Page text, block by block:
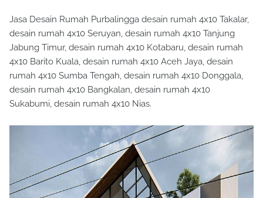
Jasa Desain Rumah Purbalingga desain rumah 4x10 Takalar,
desain rumah 4x10 Seruyan, desain rumah 4x10 Tanjung
Jabung Timur, desain rumah 4x10 Kotabaru, desain rumah
4x10 Barito Kuala, desain rumah 4x10 Aceh Jaya, desain
rumah 4x10 Sumba Tengah, desain rumah 4x10 Donggala,
desain rumah 4x10 Bangkalan, desain rumah 4x10
Sukabumi, desain rumah 4x10 Nias.